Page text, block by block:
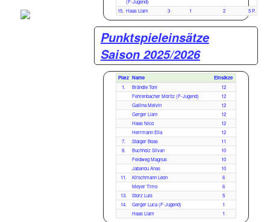
(F-Jugend)
15. Haas Liam 3 1 2 5 P.
Punktspieleinsätze
Saison 2025/2026
Platz Name
Einsätze
1.
Brändle Toni
12
Fehrenbacher Moritz (F-Jugend)
12
Gallina Melvin
12
Gerger Liam
12
Haas Nico
12
Herrmann Elia
12
7.
Staiger Boas
11
8.
Buchholz Silvan
10
Feldweg Magnus
10
Jabanou Anas
10
11.
Kirschmann Leon
6
Meyer Timo
6
13.
Storz Luis
5
14.
Gerger Luca (F-Jugend)
1
Haas Liam
1